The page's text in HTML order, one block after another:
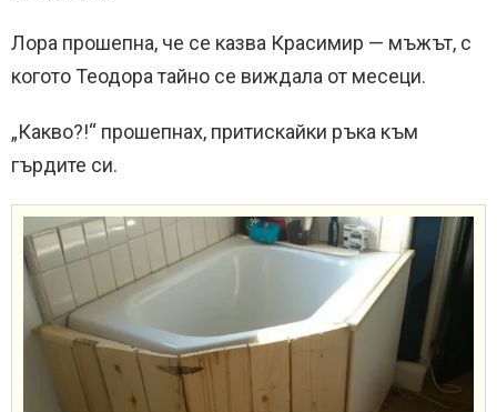
Лора прошепна, че се казва Красимир — мъжът, с
когото Теодора тайно се виждала от месеци.
„Какво?!“ прошепнах, притискайки ръка към
гърдите си.